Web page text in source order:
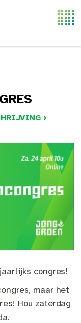
›
congres!
maar het
Hou zaterdag